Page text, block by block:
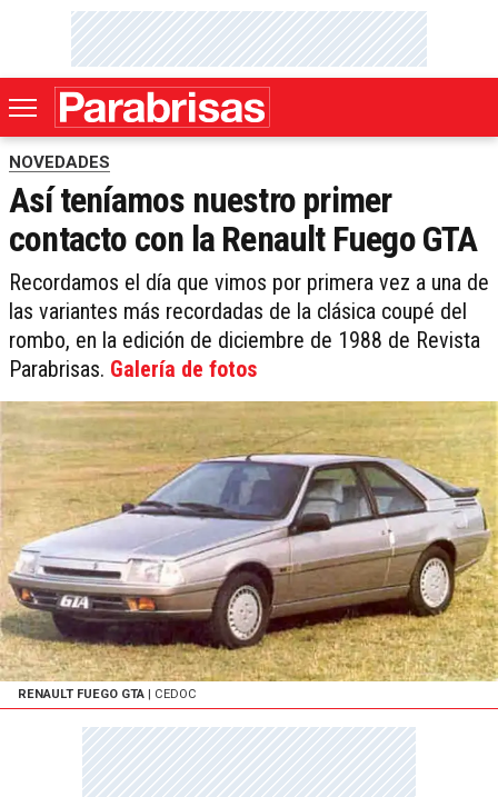
NOVEDADES
Así teníamos nuestro primer
contacto con la Renault Fuego GTA
Recordamos el día que vimos por primera vez a una de
las variantes más recordadas de la clásica coupé del
rombo, en la edición de diciembre de 1988 de Revista
Parabrisas. Galería de fotos
RENAULT FUEGO GTA | CEDOC